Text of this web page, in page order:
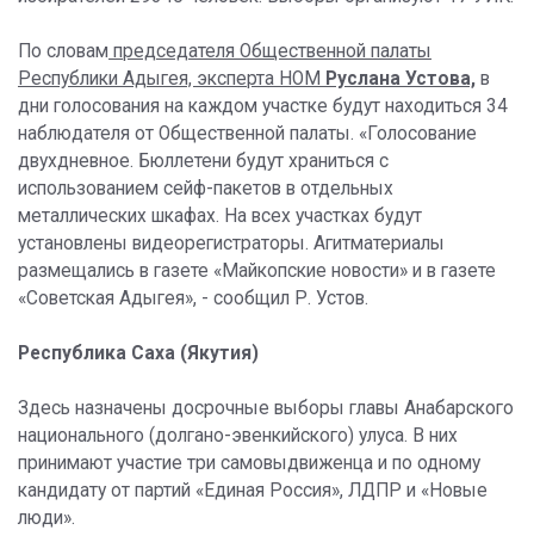
По словам председателя Общественной палаты
Республики Адыгея, эксперта НОМ Руслана Устова, в
дни голосования на каждом участке будут находиться 34
наблюдателя от Общественной палаты. «Голосование
двухдневное. Бюллетени будут храниться с
использованием сейф-пакетов в отдельных
металлических шкафах. На всех участках будут
установлены видеорегистраторы. Агитматериалы
размещались в газете «Майкопские новости» и в газете
«Советская Адыгея», - сообщил Р. Устов.
Республика Саха (Якутия)
Здесь назначены досрочные выборы главы Анабарского
национального (долгано-эвенкийского) улуса. В них
принимают участие три самовыдвиженца и по одному
кандидату от партий «Единая Россия», ЛДПР и «Новые
люди».